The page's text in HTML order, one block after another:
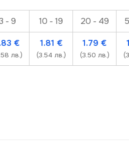
- 9 10 - 19 20 - 49
€
лв.)
1.81 €
(3.54 лв.)
1.79 €
(3.50 лв.)